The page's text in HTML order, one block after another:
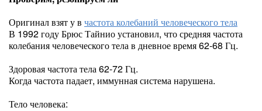
Оригинал взят ув частота колебаний человеческого тела
В 1992 году Брюс Тайнио установил, что средняя частота
колебания человеческого тела в дневное время 62-68 Гц.
Здоровая частота тела 62-72 Гц.
Когда частота падает, иммунная система нарушена.
Тело человека: